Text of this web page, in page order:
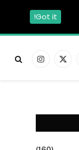
X
الانستغرام
Got it!